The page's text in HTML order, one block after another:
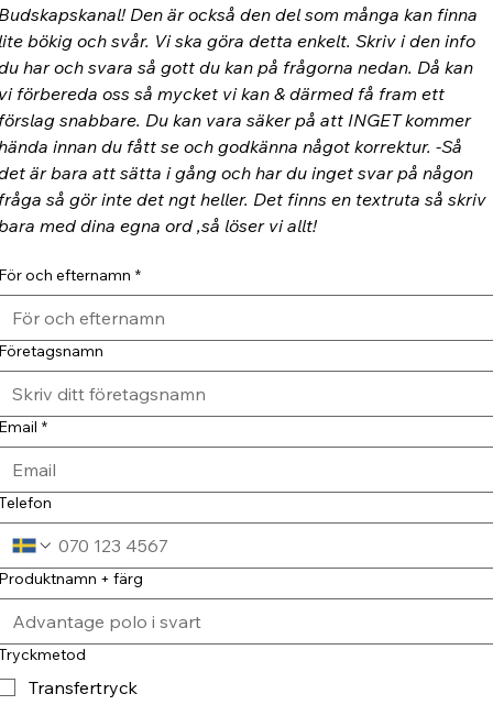
Den är också den del som många kan finna
bökig och svår. Vi ska göra detta enkelt. Skriv i den info
har och svara så gott du kan på frågorna nedan. Då kan
förbereda oss så mycket vi kan & därmed få fram ett
snabbare. Du kan vara säker på att INGET kommer
innan du fått se och godkänna något korrektur. -Så
är bara att sätta i gång och har du inget svar på någon
så gör inte det ngt heller. Det finns en textruta så skriv
med dina egna ord ,så löser vi allt!
och efternamn *
*
+ färg
Transfertryck